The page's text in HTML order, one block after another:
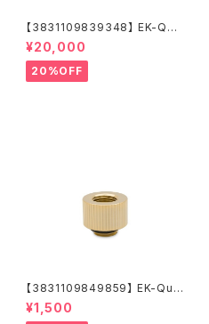
【3831109839348】 EK-Qua
ntum Surface P280M X-Flo
w - White
¥20,000
20%OFF
【3831109849859】 EK-Qua
ntum Torque Extender Stat
ic MF 14 - Gold
¥1,500